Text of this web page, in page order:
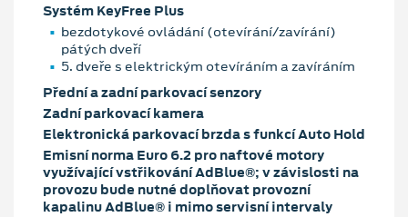
Systém KeyFree Plus
bezdotykové ovládání (otevírání/zavírání)
pátých dveří
5. dveře s elektrickým otevíráním a zavíráním
Přední a zadní parkovací senzory
Zadní parkovací kamera
Elektronická parkovací brzda s funkcí Auto Hold
Emisní norma Euro 6.2 pro naftové motory
využívající vstřikování AdBlue®; v závislosti na
provozu bude nutné doplňovat provozní
kapalinu AdBlue® i mimo servisní intervaly